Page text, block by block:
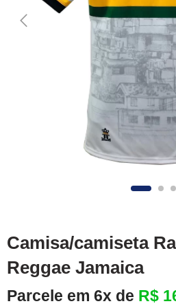
Camisa/camiseta
Reggae Jamaica
Parcele em 6x de R$